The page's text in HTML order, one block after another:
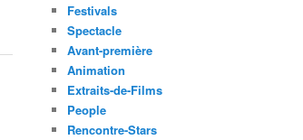
Festivals
Spectacle
Avant-première
Animation
Extraits-de-Films
People
Rencontre-Stars